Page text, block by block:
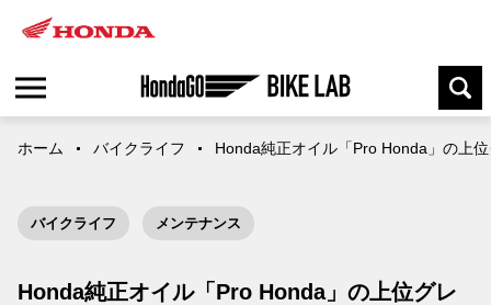
ホーム バイクライフ Honda純正オイル「Pro Honda」の上
バイクライフ メンテナンス
Honda純正オイル「Pro Honda」の上位グレ